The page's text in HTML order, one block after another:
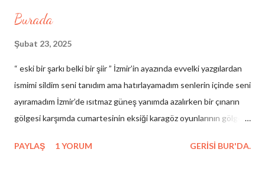
Burada
Şubat 23, 2025
“ eski bir şarkı belki bir şiir ” İzmir’in ayazında evvelki yazgılardan
ismimi sildim seni tanıdım ama hatırlayamadım senlerin içinde seni
ayıramadım İzmir’de ısıtmaz güneş yanımda azalırken bir çınarın
gölgesi karşımda cumartesinin eksiği karagöz oyunlarının gölgesi
birinci yalnızlığımdan arda kalan yeni veliahtların masaya düşen
PAYLAŞ 1 YORUM GERISI BUR'DA.